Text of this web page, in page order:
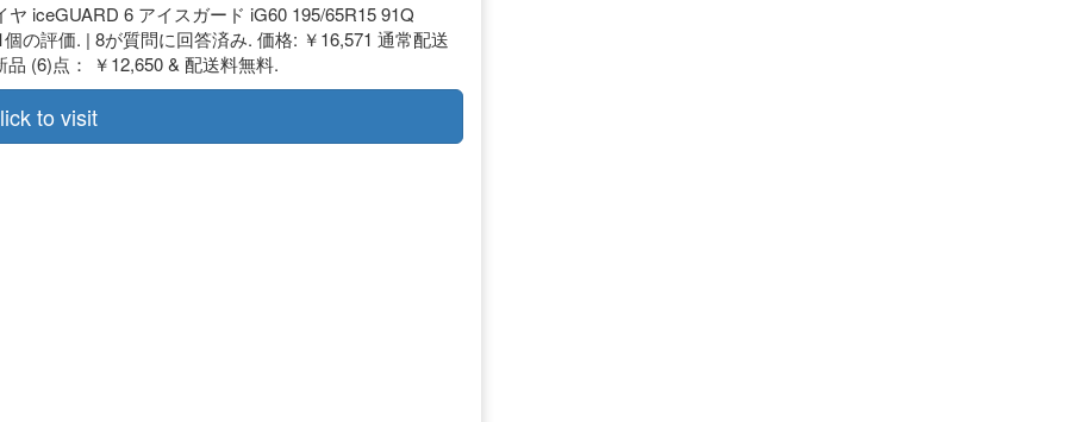
iceGUARD 6 アイスガード iG60 195/65R15 91Q
の評価. | 8が質問に回答済み. 価格: ￥16,571 通常配送
(6)点： ￥12,650 & 配送料無料.
to visit